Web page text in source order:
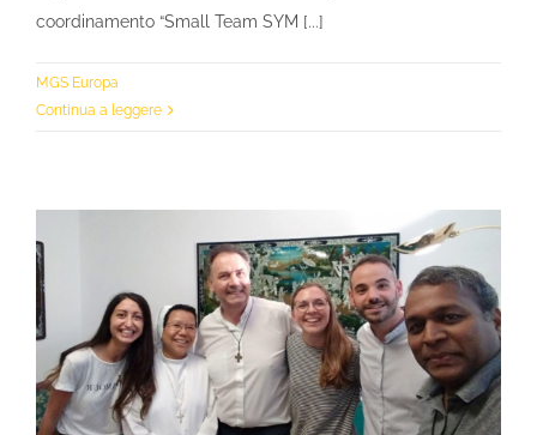
coordinamento “Small Team SYM [...]
MGS Europa
Continua a leggere